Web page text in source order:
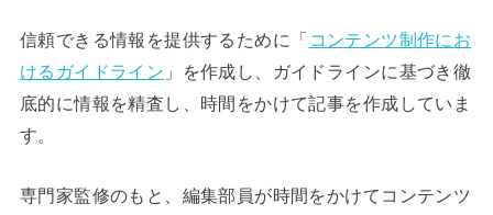
信頼できる情報を提供するために「 コンテンツ制作にお
けるガイドライン 」を作成し、ガイドラインに基づき徹
底的に情報を精査し、時間をかけて記事を作成していま
す。
専門家監修のもと、編集部員が時間をかけてコンテンツ